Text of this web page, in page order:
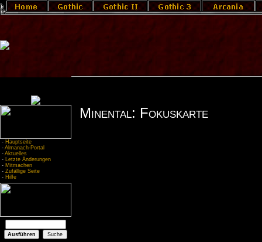
- Hauptseite
- Almanach-Portal
- Aktuelles
- Letzte Änderungen
- Mitmachen
- Zufällige Seite
- Hilfe
Minental: Fokuskarte